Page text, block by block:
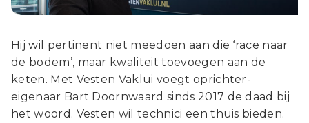
Hij wil pertinent niet meedoen aan die ‘race naar
de bodem’, maar kwaliteit toevoegen aan de
keten. Met Vesten Vaklui voegt oprichter-
eigenaar Bart Doornwaard sinds 2017 de daad bij
het woord. Vesten wil technici een thuis bieden.